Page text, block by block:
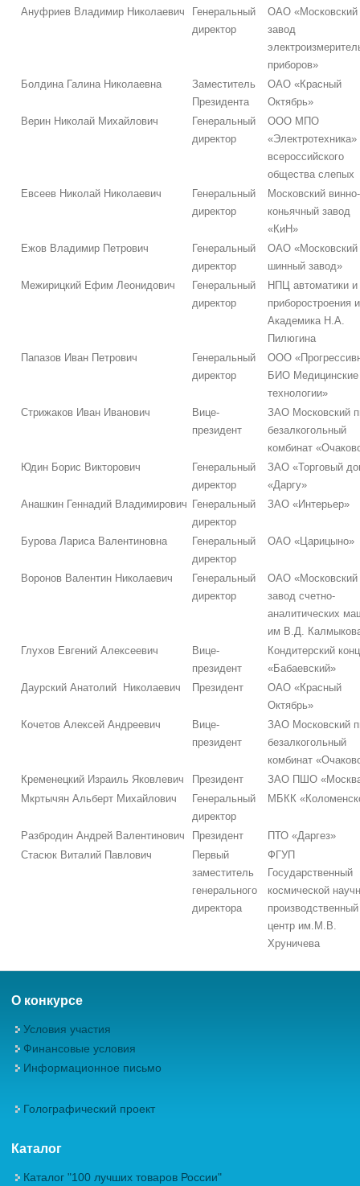
Ануфриев Владимир Николаевич
Генеральный
директор
ОАО «Московский
завод
приборов»
Болдина Галина Николаевна
Заместитель
Президента
ОАО «Красный
Октябрь»
Верин Николай Михайлович
Генеральный
директор
ООО МПО
«Электротехника»
всероссийского
общества слепых
Евсеев Николай Николаевич
Генеральный
директор
Московский винно-
коньячный завод
«КиН»
Ежов Владимир Петрович
Генеральный
директор
ОАО «Московский
шинный завод»
Межирицкий Ефим Леонидович
Генеральный
директор
НПЦ автоматики и
приборостроения
Академика Н.А.
Пилюгина
Папазов Иван Петрович
Генеральный
директор
ООО
БИО Медицинские
технологии»
Стрижаков Иван Иванович
Вице-
президент
ЗАО Московский
безалкогольный
комбинат
Юдин Борис Викторович
Генеральный
директор
ЗАО «Торговый
«Даргу»
Анашкин Геннадий Владимирович Генеральный
директор
ЗАО «Интерьер»
Бурова Лариса Валентиновна
Генеральный
директор
ОАО «Царицыно»
Воронов Валентин Николаевич
Генеральный
директор
ОАО «Московский
завод счетно-
аналитических
им В.Д.
Глухов Евгений Алексеевич
Вице-
президент
Кондитерский
«Бабаевский»
Даурский Анатолий Николаевич
Президент
ОАО «Красный
Октябрь»
Кочетов Алексей Андреевич
Вице-
президент
ЗАО Московский
безалкогольный
комбинат
Кременецкий Израиль Яковлевич
Президент
ЗАО ПШО
Мкртычян Альберт Михайлович
Генеральный
директор
МБКК
Разбродин Андрей Валентинович Президент
ПТО «Даргез»
Стасюк Виталий Павлович
Первый
заместитель
генерального
директора
ФГУП
Государственный
космической
производственный
центр им.М.В.
Хруничева
О конкурсе
Условия участия
Финансовые условия
Информационное письмо
Голографический проект
Каталог
Каталог "100 лучших товаров России"